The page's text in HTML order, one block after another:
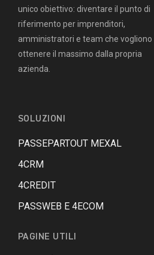
unico obiettivo: diventare il punto di
riferimento per imprenditori,
amministratori e team che vogliono
ottenere il massimo dalla propria
azienda.
SOLUZIONI
PASSEPARTOUT MEXAL
4CRM
4CREDIT
PASSWEB E 4ECOM
PAGINE UTILI